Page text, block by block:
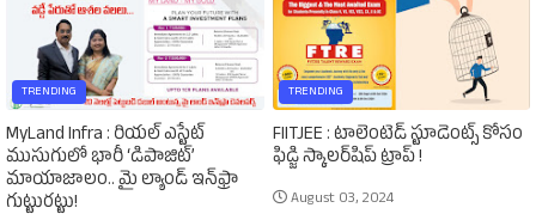
TRENDING
MyLand Infra : రియల్ ఎస్టేట్
ముసుగులో భారీ ‘డిపాజిట్’
మాయాజాలం.. మై ల్యాండ్ ఇన్‌ఫ్రా
గుట్టురట్టు!
TRENDING
FIITJEE : టాలెంటెడ్‌ స్టూడెంట్స్‌ కోసం
ఫిడ్జి స్కాలర్‌షిప్‌ ట్రాప్‌ !
August 03, 2024